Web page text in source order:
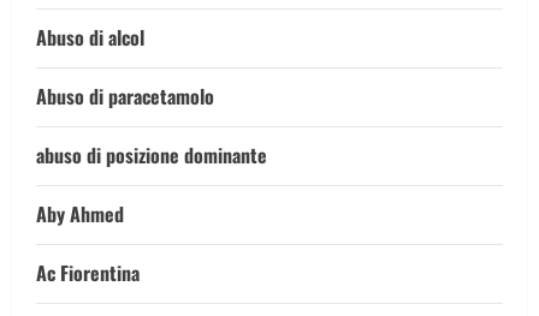
Abuso di alcol
Abuso di paracetamolo
abuso di posizione dominante
Aby Ahmed
Ac Fiorentina